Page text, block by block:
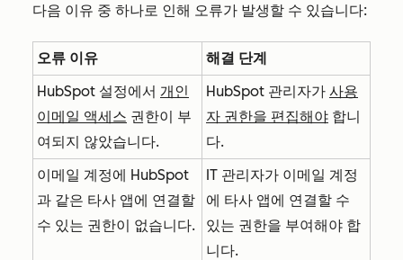
다음 이유 중 하나로 인해 오류가 발생할 수 있습니다:
오류 이유
해결 단계
HubSpot 설정에서 개인
이메일 액세스 권한이 부
여되지 않았습니다.
HubSpot 관리자가 사용
자 권한을 편집해야 합니
다.
이메일 계정에 HubSpot
과 같은 타사 앱에 연결할
수 있는 권한이 없습니다.
IT 관리자가 이메일 계정
에 타사 앱에 연결할 수
있는 권한을 부여해야 합
니다.